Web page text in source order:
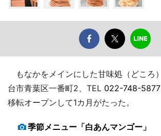
もなかをメインにした甘味処（どころ
台市青葉区一番町2、TEL 022-748-5877
移転オープンして1カ月がたった。
季節メニュー「白あんマンゴー」